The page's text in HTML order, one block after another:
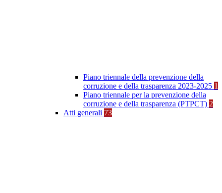
Piano triennale della prevenzione della
corruzione e della trasparenza 2023-2025 1
Piano triennale per la prevenzione della
corruzione e della trasparenza (PTPCT) 2
Atti generali 73